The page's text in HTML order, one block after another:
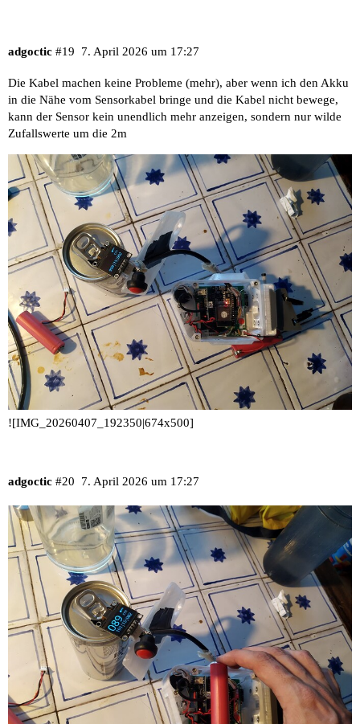
adgoctic 7. April 2026 um 17:27
#19
Die Kabel machen keine Probleme (mehr), aber wenn ich den Akku
in die Nähe vom Sensorkabel bringe und die Kabel nicht bewege,
kann der Sensor kein unendlich mehr anzeigen, sondern nur wilde
Zufallswerte um die 2m
![IMG_20260407_192350|674x500]
adgoctic 7. April 2026 um 17:27
#20